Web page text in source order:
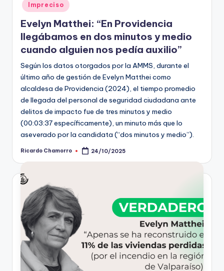
Impreciso
Evelyn Matthei: “En Providencia
llegábamos en dos minutos y medio
cuando alguien nos pedía auxilio”
Según los datos otorgados por la AMMS, durante el
último año de gestión de Evelyn Matthei como
alcaldesa de Providencia (2024), el tiempo promedio
de llegada del personal de seguridad ciudadana ante
delitos de impacto fue de tres minutos y medio
(00:03:37 específicamente), un minuto más que lo
aseverado por la candidata (“dos minutos y medio”).
Publicado
Ricardo Chamorro 24/10/2025